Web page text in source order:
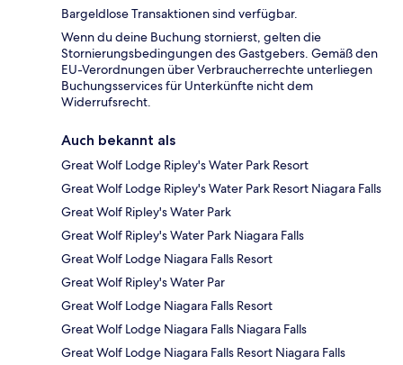
Bargeldlose Transaktionen sind verfügbar.
Wenn du deine Buchung stornierst, gelten die
Stornierungsbedingungen des Gastgebers. Gemäß den
EU-Verordnungen über Verbraucherrechte unterliegen
Buchungsservices für Unterkünfte nicht dem
Widerrufsrecht.
Auch bekannt als
Great Wolf Lodge Ripley's Water Park Resort
Great Wolf Lodge Ripley's Water Park Resort Niagara Falls
Great Wolf Ripley's Water Park
Great Wolf Ripley's Water Park Niagara Falls
Great Wolf Lodge Niagara Falls Resort
Great Wolf Ripley's Water Par
Great Wolf Lodge Niagara Falls Resort
Great Wolf Lodge Niagara Falls Niagara Falls
Great Wolf Lodge Niagara Falls Resort Niagara Falls